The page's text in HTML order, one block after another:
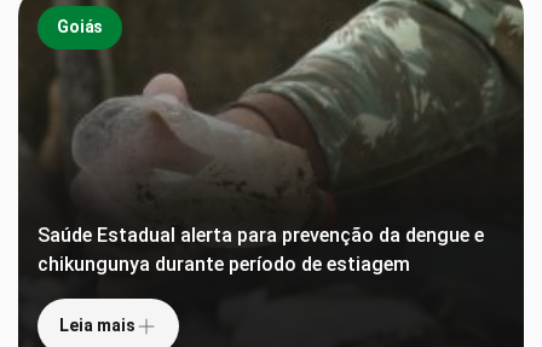
Goiás
Saúde Estadual alerta para prevenção da dengue e
chikungunya durante período de estiagem
Leia mais